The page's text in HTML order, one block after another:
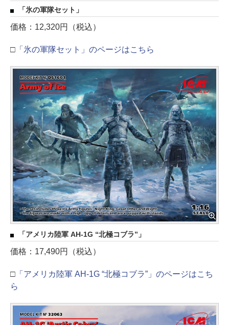
「氷の軍隊セット」
価格：12,320円（税込）
□ 「氷の軍隊セット」のページはこちら
「アメリカ陸軍 AH-1G “北極コブラ”」
価格：17,490円（税込）
□ 「アメリカ陸軍 AH-1G “北極コブラ”」のページはこち
ら